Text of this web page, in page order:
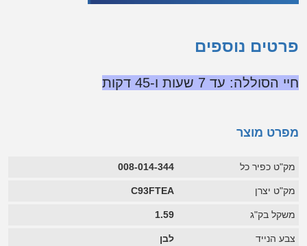
פרטים נוספים
חיי הסוללה: עד 7 שעות ו-‏45 דקות
מפרט מוצר
מק"ט כפיר כל 008-014-344
מק"ט יצרן C93FTEA
משקל בק"ג 1.59
צבע הנייד לבן